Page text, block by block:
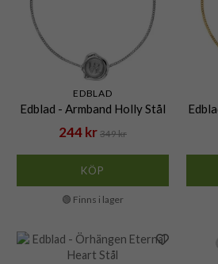
EDBLAD
Edblad - Armband Holly Stål
244 kr 349 kr
KÖP
🟢 Finns i lager